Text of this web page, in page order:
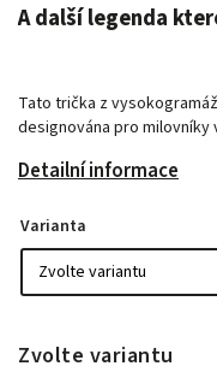
A další legenda
Tato trička z
designována pro
Detailní informace
Varianta
Zvolte variantu